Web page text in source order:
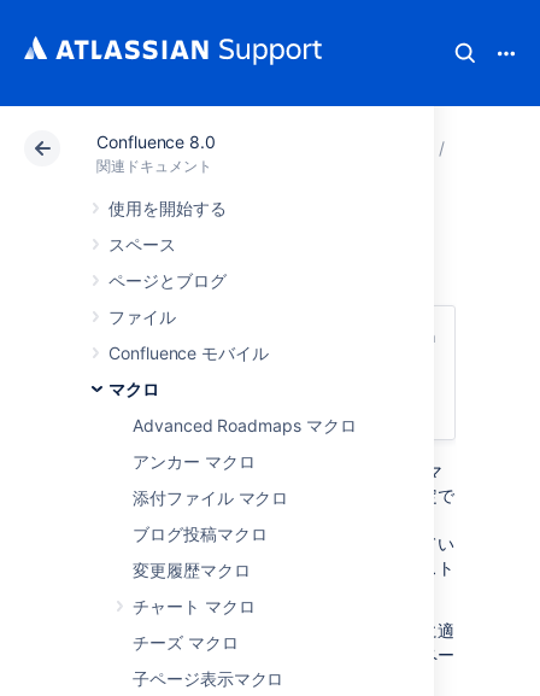
Confluence 8.0
関連ドキュメント
使用を開始する
スペース
ページとブログ
ファイル
Confluence モバイル
マクロ
Advanced Roadmaps マクロ
アンカー マクロ
添付ファイル マクロ
ブログ投稿マクロ
変更履歴マクロ
チャート マクロ
チーズ マクロ
子ページ表示マクロ
アトラシアン サポート
パネル マクロ
Confluence Server と Data
Centerで使用できます。マクロの詳細につ
いては、「
パネル マクロをページに追加すると、カスタマ
イズ可能な色付きパネルのテキストを書式設定で
情報、ヒント、注意、および警告マクロ
と似てい
ますが、枠線、背景、タイトル、およびテキスト
これは、ページに視覚的な効果を加える場合に適
しています。以下の例のように、表のセルやペー
ジ レイアウトでパネルを使用できます。